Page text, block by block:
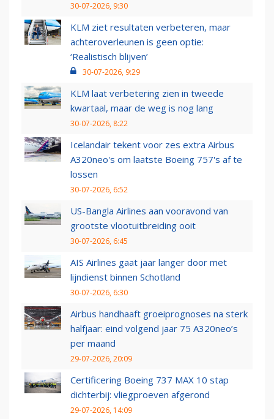
30-07-2026, 9:30
KLM ziet resultaten verbeteren, maar
achteroverleunen is geen optie:
‘Realistisch blijven’
30-07-2026, 9:29
KLM laat verbetering zien in tweede
kwartaal, maar de weg is nog lang
30-07-2026, 8:22
Icelandair tekent voor zes extra Airbus
A320neo's om laatste Boeing 757's af te
lossen
30-07-2026, 6:52
US-Bangla Airlines aan vooravond van
grootste vlootuitbreiding ooit
30-07-2026, 6:45
AIS Airlines gaat jaar langer door met
lijndienst binnen Schotland
30-07-2026, 6:30
Airbus handhaaft groeiprognoses na sterk
halfjaar: eind volgend jaar 75 A320neo’s
per maand
29-07-2026, 20:09
Certificering Boeing 737 MAX 10 stap
dichterbij: vliegproeven afgerond
29-07-2026, 14:09